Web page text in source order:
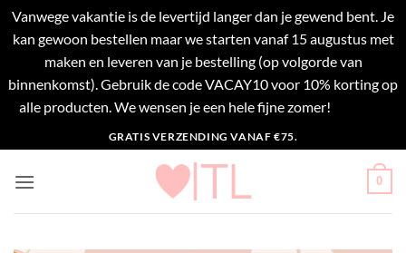
Vanwege vakantie is de levertijd langer dan je gewend bent. Je
kan gewoon bestellen maar we starten vanaf 15 augustus met
maken en leveren van je bestelling (op volgorde van
binnenkomst). Gebruik de code VACAY10 voor 10% korting op
alle producten. We wensen je een hele fijne zomer!
naar
inhoud
GRATIS VERZENDING VANAF €75.
0